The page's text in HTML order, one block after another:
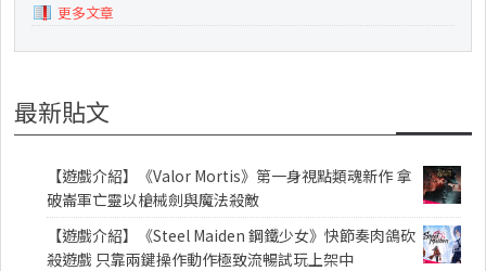
更多文章
最新貼文
【遊戲介紹】《Valor Mortis》第一身視點類魂新作 拿
破崙軍亡靈以槍械劍與魔法殺敵
【遊戲介紹】《Steel Maiden 鋼鐵少女》快節奏肉鴿砍
殺遊戲 只靠兩鍵操作動作極致流暢試玩上架中